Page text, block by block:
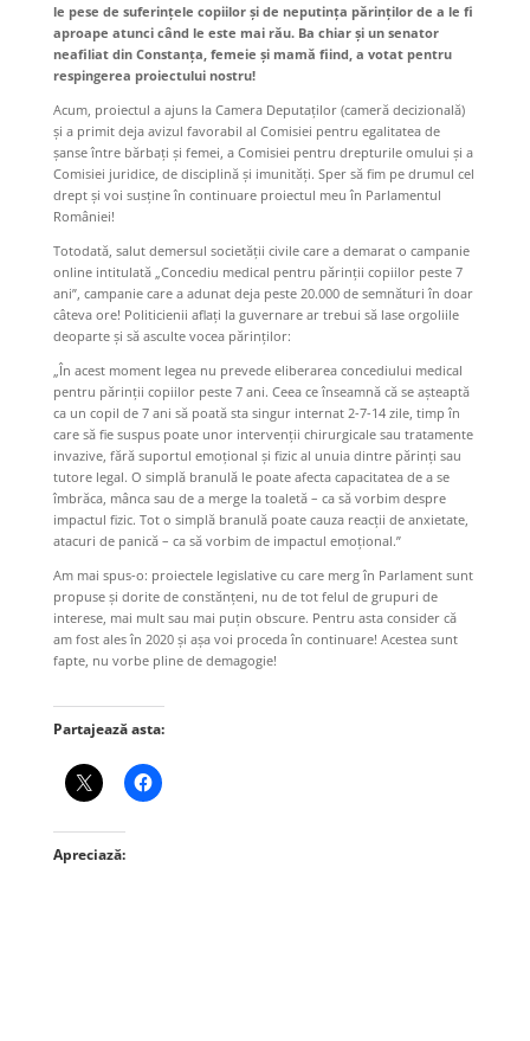
le pese de suferințele copiilor și de neputința părinților de a le fi
aproape atunci când le este mai rău. Ba chiar și un senator
neafiliat din Constanța, femeie și mamă fiind, a votat pentru
respingerea proiectului nostru!
Acum, proiectul a ajuns la Camera Deputaților (cameră decizională)
și a primit deja avizul favorabil al Comisiei pentru egalitatea de
șanse între bărbați și femei, a Comisiei pentru drepturile omului și a
Comisiei juridice, de disciplină și imunități. Sper să fim pe drumul cel
drept și voi susține în continuare proiectul meu în Parlamentul
României!
Totodată, salut demersul societății civile care a demarat o campanie
online intitulată „Concediu medical pentru părinții copiilor peste 7
ani”, campanie care a adunat deja peste 20.000 de semnături în doar
câteva ore! Politicienii aflați la guvernare ar trebui să lase orgoliile
deoparte și să asculte vocea părinților:
„În acest moment legea nu prevede eliberarea concediului medical
pentru părinții copiilor peste 7 ani. Ceea ce înseamnă că se așteaptă
ca un copil de 7 ani să poată sta singur internat 2-7-14 zile, timp în
care să fie suspus poate unor intervenții chirurgicale sau tratamente
invazive, fără suportul emoțional și fizic al unuia dintre părinți sau
tutore legal. O simplă branulă le poate afecta capacitatea de a se
îmbrăca, mânca sau de a merge la toaletă – ca să vorbim despre
impactul fizic. Tot o simplă branulă poate cauza reacții de anxietate,
atacuri de panică – ca să vorbim de impactul emoțional.”
Am mai spus-o: proiectele legislative cu care merg în Parlament sunt
propuse și dorite de constănțeni, nu de tot felul de grupuri de
interese, mai mult sau mai puțin obscure. Pentru asta consider că
am fost ales în 2020 și așa voi proceda în continuare! Acestea sunt
fapte, nu vorbe pline de demagogie!
Partajează asta:
Apreciază: